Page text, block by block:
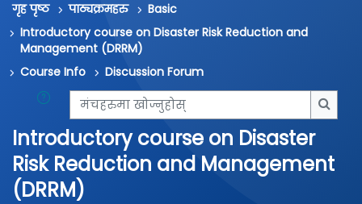
गृह पृष्ठ पाठ्यक्रमहरु
Basic
Introductory course on Disaster Risk Reduction and
Management (DRRM)
Course Info
Discussion Forum
मंचहरुमा खोज्नुहोस्
Introductory course on Disaster
Risk Reduction and Management
(DRRM)